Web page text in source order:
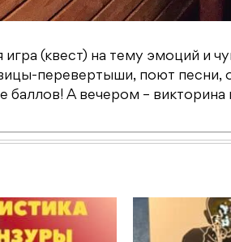
игра (квест) на тему эмоций и
перевертыши, поют песни,
баллов! А вечером –